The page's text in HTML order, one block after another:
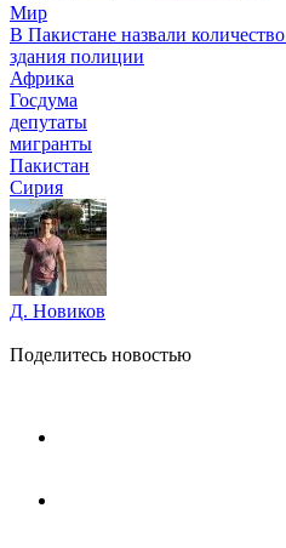
Мир
В Пакистане назвали
здания полиции
Африка
Госдума
депутаты
мигранты
Пакистан
Сирия
Д. Новиков
Поделитесь новостью